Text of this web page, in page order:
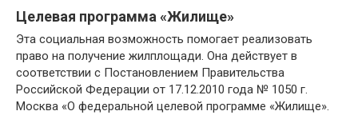
Целевая программа «Жилище»
Эта социальная возможность помогает реализовать
право на получение жилплощади. Она действует в
соответствии с Постановлением Правительства
Российской Федерации от 17.12.2010 года № 1050 г.
Москва «О федеральной целевой программе «Жилище».